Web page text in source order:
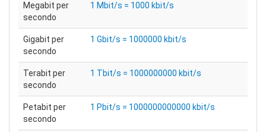
Megabit per
secondo
1 Mbit/s = 1000 kbit/s
Gigabit per
secondo
1 Gbit/s = 1000000 kbit/s
Terabit per
secondo
1 Tbit/s = 1000000000 kbit/s
Petabit per
secondo
1 Pbit/s = 1000000000000 kbit/s